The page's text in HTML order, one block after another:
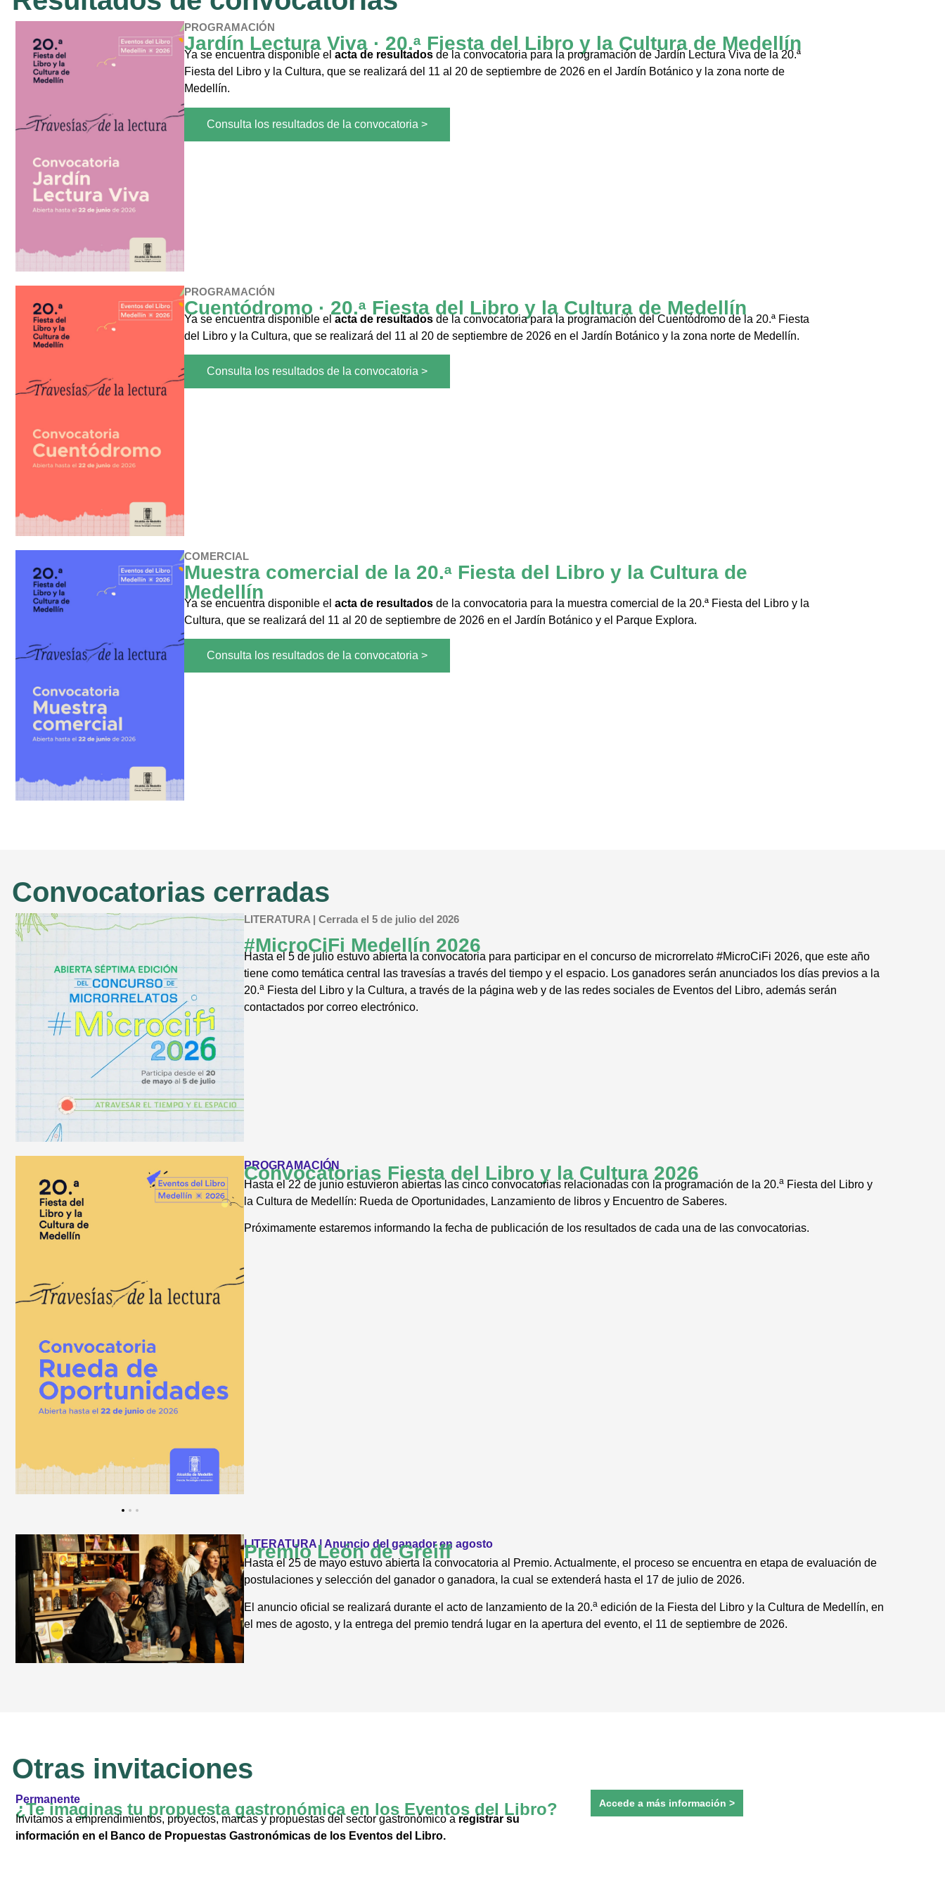
PROGRAMACIÓN
Jardín Lectura Viva · 20.ᵃ Fiesta del Libro y la Cultura de Medellín
Ya se encuentra disponible elacta de resultados de la convocatoria para la programación de Jardín Lectura Viva de la 20.ª
Fiesta del Libro y la Cultura, que se realizará del 11 al 20 de septiembre de 2026 en el Jardín Botánico y la zona norte de
Medellín.
Consulta los resultados de la convocatoria >
PROGRAMACIÓN
Cuentódromo · 20.ᵃ Fiesta del Libro y la Cultura de Medellín
Ya se encuentra disponible elacta de resultados de la convocatoria para la programación del Cuentódromo de la 20.ª Fiesta
del Libro y la Cultura, que se realizará del 11 al 20 de septiembre de 2026 en el Jardín Botánico y la zona norte de Medellín.
Consulta los resultados de la convocatoria >
COMERCIAL
Muestra comercial de la 20.ᵃ Fiesta del Libro y la Cultura de
Medellín
Ya se encuentra disponible elacta de resultados de la convocatoria para la muestra comercial de la 20.ª Fiesta del Libro y la
Cultura, que se realizará del 11 al 20 de septiembre de 2026 en el Jardín Botánico y el Parque Explora.
Consulta los resultados de la convocatoria >
Convocatorias cerradas
LITERATURA | Cerrada el 5 de julio del 2026
#MicroCiFi Medellín 2026
Hasta el 5 de julio estuvo abierta la convocatoria para participar en el concurso de microrrelato #MicroCiFi 2026, que este año
tiene como temática central las travesías a través del tiempo y el espacio. Los ganadores serán anunciados los días previos a la
20.a Fiesta del Libro y la Cultura, a través de la página web y de las redes sociales de Eventos del Libro, además serán
contactados por correo electrónico.
PROGRAMACIÓN
Convocatorias Fiesta del Libro y la Cultura 2026
Hasta el 22 de junio estuvieron abiertas las cinco convocatorias relacionadas con la programación de la 20.a Fiesta del Libro y
la Cultura de Medellín: Rueda de Oportunidades, Lanzamiento de libros y Encuentro de Saberes.
Próximamente estaremos informando la fecha de publicación de los resultados de cada una de las convocatorias.
LITERATURA | Anuncio del ganador en agosto
Premio León de Greiff
Hasta el 25 de mayo estuvo abierta la convocatoria al Premio. Actualmente, el proceso se encuentra en etapa de evaluación de
postulaciones y selección del ganador o ganadora, la cual se extenderá hasta el 17 de julio de 2026.
El anuncio oficial se realizará durante el acto de lanzamiento de la 20.a edición de la Fiesta del Libro y la Cultura de Medellín, en
el mes de agosto, y la entrega del premio tendrá lugar en la apertura del evento, el 11 de septiembre de 2026.
Otras invitaciones
Permanente
¿Te imaginas tu propuesta gastronómica en los Eventos del Libro?
Invitamos a emprendimientos, proyectos, marcas y propuestas del sector gastronómico aregistrar su
información en el Banco de Propuestas Gastronómicas de los Eventos del Libro.
Accede a más información >